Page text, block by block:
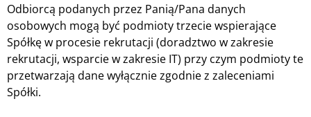
Odbiorcą podanych przez Panią/Pana danych
osobowych mogą być podmioty trzecie wspierające
Spółkę w procesie rekrutacji (doradztwo w zakresie
rekrutacji, wsparcie w zakresie IT) przy czym podmioty te
przetwarzają dane wyłącznie zgodnie z zaleceniami
Spółki.